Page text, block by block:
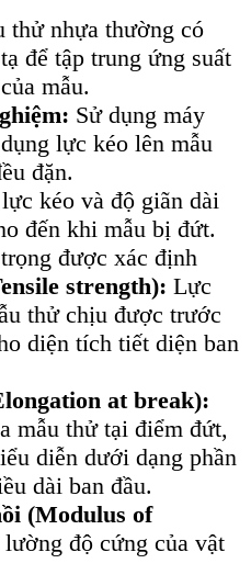
thử nhựa thường có
để tập trung ứng suất
mẫu.
Sử dụng máy
lực kéo lên mẫu
đặn.
kéo và độ giãn dài
đến khi mẫu bị đứt.
được xác định
strength): Lực
thử chịu được trước
diện tích tiết diện ban
at break):
mẫu thử tại điểm đứt,
diễn dưới dạng phần
dài ban đầu.
(Modulus of
độ cứng của vật